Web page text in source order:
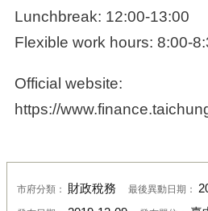
Lunchbreak: 12:00-13:00
Flexible work hours: 8:00-
Official website:
https://
市府分類： 財政稅務 最後異動日期：